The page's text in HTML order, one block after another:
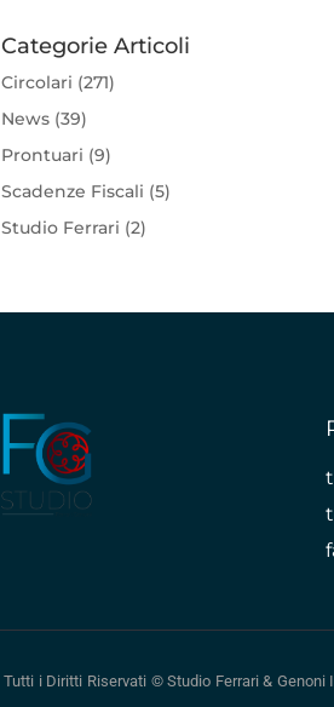
Categorie Articoli
Circolari (271)
News (39)
Prontuari (9)
Scadenze Fiscali (5)
Studio Ferrari (2)
Tutti i Diritti Riservati © Studio Ferrari & Genoni